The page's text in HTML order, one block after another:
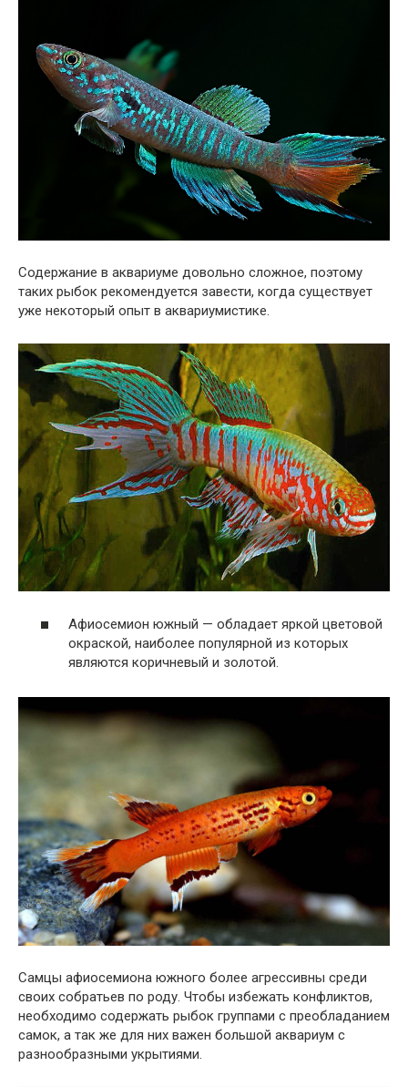
Содержание в аквариуме довольно сложное, поэтому
таких рыбок рекомендуется завести, когда существует
уже некоторый опыт в аквариумистике.
Афиосемион южный — обладает яркой цветовой
окраской, наиболее популярной из которых
являются коричневый и золотой.
Самцы афиосемиона южного более агрессивны среди
своих собратьев по роду. Чтобы избежать конфликтов,
необходимо содержать рыбок группами с преобладанием
самок, а так же для них важен большой аквариум с
разнообразными укрытиями.